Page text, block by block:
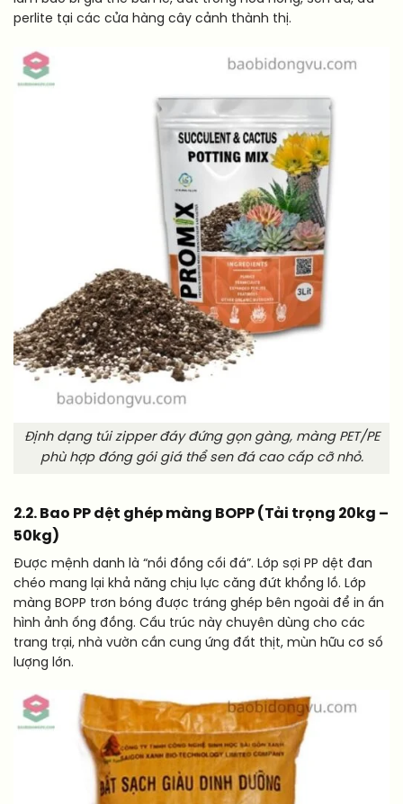
perlite tại các cửa hàng cây cảnh thành thị.
Định dạng túi zipper đáy đứng gọn gàng, màng PET/PE
phù hợp đóng gói giá thể sen đá cao cấp cỡ nhỏ.
2.2. Bao PP dệt ghép màng BOPP (Tải trọng 20kg –
50kg)
Được mệnh danh là “nồi đồng cối đá”. Lớp sợi PP dệt đan
chéo mang lại khả năng chịu lực căng đứt khổng lồ. Lớp
màng BOPP trơn bóng được tráng ghép bên ngoài để in ấn
hình ảnh ống đồng. Cấu trúc này chuyên dùng cho các
trang trại, nhà vườn cần cung ứng đất thịt, mùn hữu cơ số
lượng lớn.